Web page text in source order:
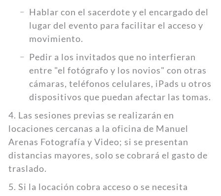
Hablar con el sacerdote y el encargado del
lugar del evento para facilitar el acceso y
movimiento.
Pedir a los invitados que no interfieran
entre "el fotógrafo y los novios" con otras
cámaras, teléfonos celulares, iPads u otros
dispositivos que puedan afectar las tomas.
4. Las sesiones previas se realizarán en
locaciones cercanas a la oficina de Manuel
Arenas Fotografía y Video; si se presentan
distancias mayores, solo se cobrará el gasto de
traslado.
5. Si la locación cobra acceso o se necesita